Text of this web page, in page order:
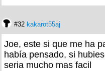
#32 kakarot55aj
Joe, este si que me ha
había pensado, si
seria mucho mas facil